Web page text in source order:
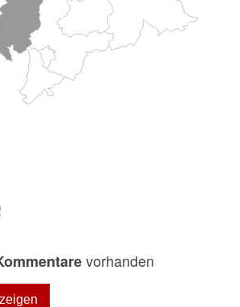
vorhanden